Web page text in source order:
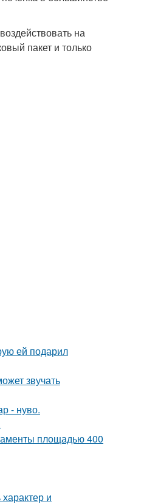
на
пакет и только
ей подарил
звучать
- нуво.
площадью 400
и